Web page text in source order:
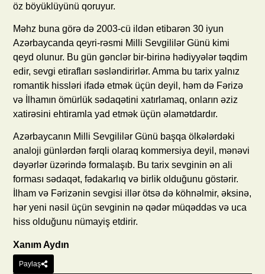
öz böyüklüyünü qoruyur.
Məhz buna görə də 2003-cü ildən etibarən 30 iyun
Azərbaycanda qeyri-rəsmi Milli Sevgililər Günü kimi
qeyd olunur. Bu gün gənclər bir-birinə hədiyyələr təqdim
edir, sevgi etirafları səsləndirirlər. Amma bu tarix yalnız
romantik hissləri ifadə etmək üçün deyil, həm də Fərizə
və İlhamın ömürlük sədaqətini xatırlamaq, onların əziz
xatirəsini ehtiramla yad etmək üçün əlamətdardır.
Azərbaycanın Milli Sevgililər Günü başqa ölkələrdəki
analoji günlərdən fərqli olaraq kommersiya deyil, mənəvi
dəyərlər üzərində formalaşıb. Bu tarix sevginin ən ali
forması sədaqət, fədakarlıq və birlik olduğunu göstərir.
İlham və Fərizənin sevgisi illər ötsə də köhnəlmir, əksinə,
hər yeni nəsil üçün sevginin nə qədər müqəddəs və uca
hiss olduğunu nümayiş etdirir.
Xanım Aydın
Paylaş